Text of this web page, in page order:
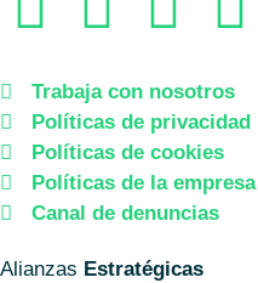
Trabaja con nosotros
Políticas de privacidad
Políticas de cookies
Políticas de la empresa
Canal de denuncias
Alianzas Estratégicas